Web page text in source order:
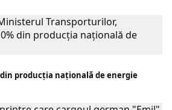
din producția națională de energie